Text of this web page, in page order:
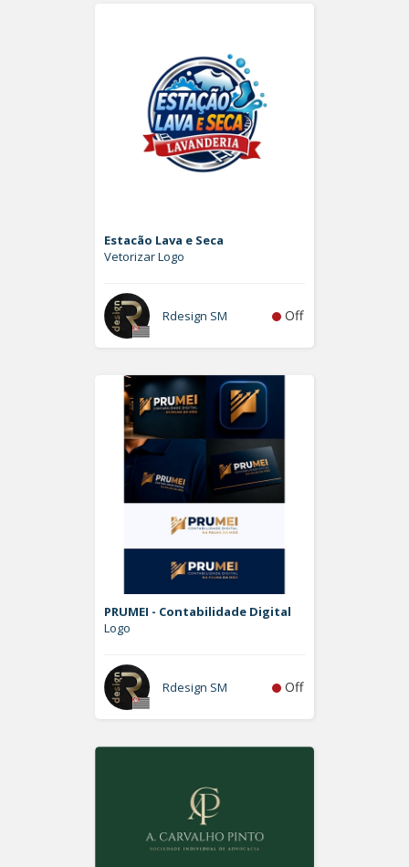
Estacão Lava e Seca
Vetorizar Logo
Rdesign SM Off
PRUMEI - Contabilidade Digital
Logo
Rdesign SM Off